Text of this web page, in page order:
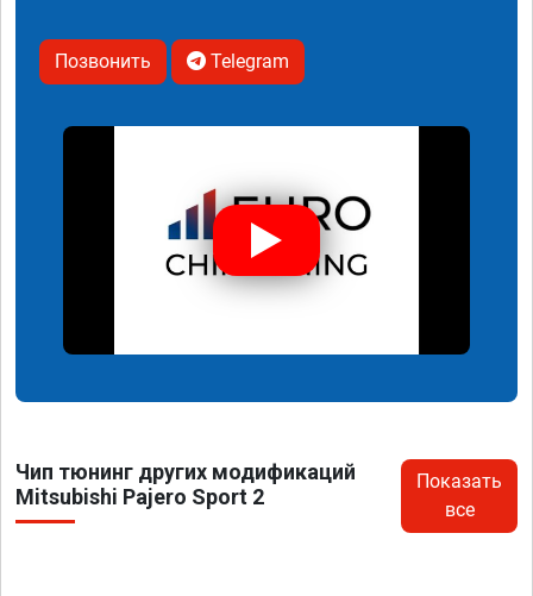
Позвонить Telegram
Чип тюнинг других модификаций
Mitsubishi Pajero Sport 2
Показать
все